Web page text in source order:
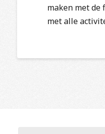
maken met de
met alle